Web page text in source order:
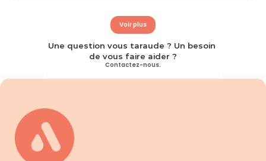
Voir plus
Une question vous taraude ? Un besoin
de vous faire aider ?
Contactez-nous.